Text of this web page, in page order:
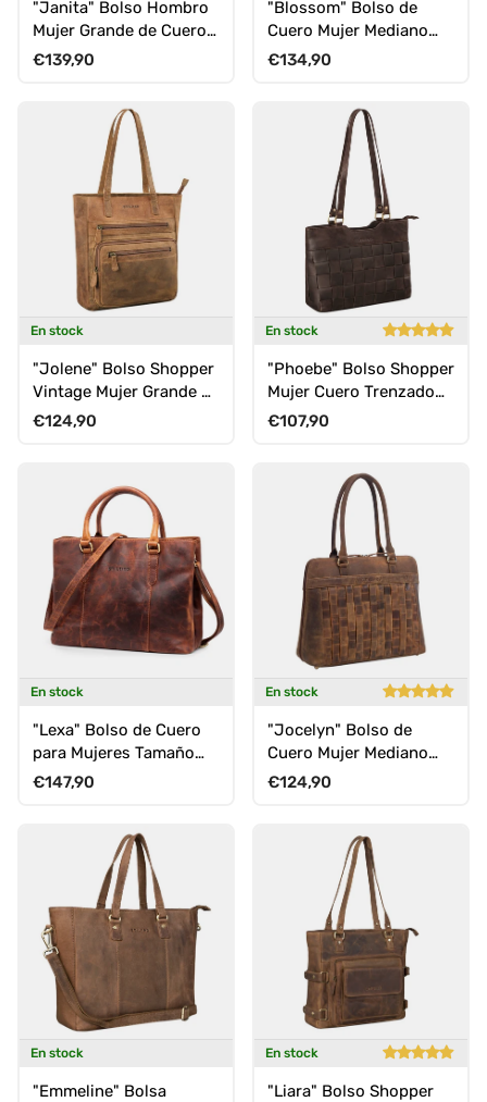
"Janita" Bolso Hombro
Mujer Grande de Cuero
Compartimento Laptop
Precio normal
€139,90
"Blossom" Bolso de
Cuero Mujer Mediano
Vintage Shopper
Precio normal
€134,90
En stock
"Jolene" Bolso Shopper
Vintage Mujer Grande de
Cuero
Precio normal
€124,90
En stock
"Phoebe" Bolso Shopper
Mujer Cuero Trenzado
Vintage de Piel
Precio normal
€107,90
En stock
"Lexa" Bolso de Cuero
para Mujeres Tamaño
Medio con Diseño
Precio normal
€147,90
En stock
"Jocelyn" Bolso de
Cuero Mujer Mediano
Shopper para Mujeres
Precio normal
€124,90
En stock
"Emmeline" Bolsa
En stock
"Liara" Bolso Shopper